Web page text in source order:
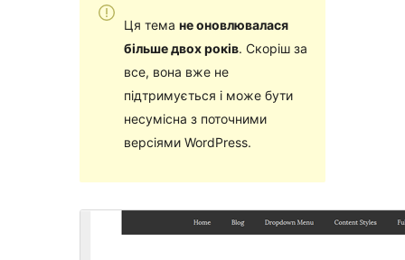
Ця тема не оновлювалася
більше двох років. Скоріш за
все, вона вже не
підтримується і може бути
несумісна з поточними
версіями WordPress.